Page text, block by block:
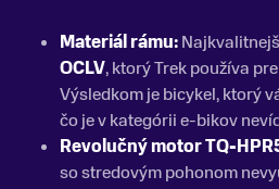
Materiál rámu:
OCLV, ktorý Trek používa
Výsledkom je bicykel, ktorý
čo je v kategórii e-bikov
Revolučný motor TQ-
so stredovým pohonom